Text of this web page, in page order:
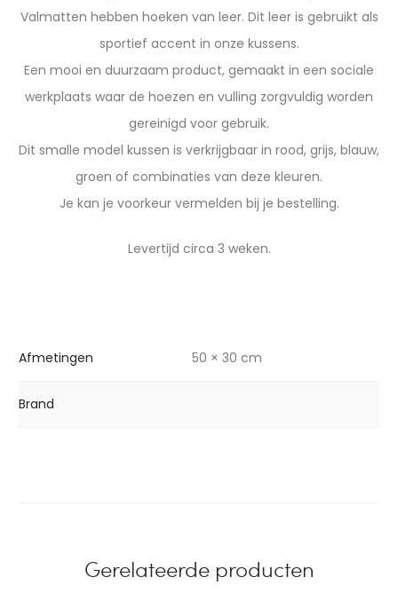
Valmatten hebben hoeken van leer. Dit leer is gebruikt als
sportief accent in onze kussens.
Een mooi en duurzaam product, gemaakt in een sociale
werkplaats waar de hoezen en vulling zorgvuldig worden
gereinigd voor gebruik.
Dit smalle model kussen is verkrijgbaar in rood, grijs, blauw,
groen of combinaties van deze kleuren.
Je kan je voorkeur vermelden bij je bestelling.
Levertijd circa 3 weken.
Afmetingen 50 × 30 cm
Brand
Gerelateerde producten